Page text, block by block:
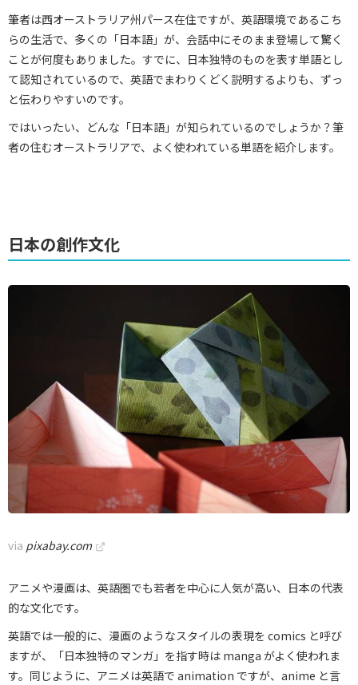
筆者は西オーストラリア州パース在住ですが、英語環境であるこち
らの生活で、多くの「日本語」が、会話中にそのまま登場して驚く
ことが何度もありました。すでに、日本独特のものを表す単語とし
て認知されているので、英語でまわりくどく説明するよりも、ずっ
と伝わりやすいのです。
ではいったい、どんな「日本語」が知られているのでしょうか？筆
者の住むオーストラリアで、よく使われている単語を紹介します。
日本の創作文化
via pixabay.com
アニメや漫画は、英語圏でも若者を中心に人気が高い、日本の代表
的な文化です。
英語では一般的に、漫画のようなスタイルの表現を comics と呼び
ますが、「日本独特のマンガ」を指す時は manga がよく使われま
す。同じように、アニメは英語で animation ですが、anime と言